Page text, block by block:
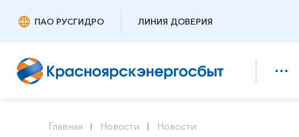
ПАО РУСГИДРО ЛИНИЯ ДОВЕРИЯ
Главная Новости Новости